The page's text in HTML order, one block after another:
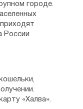
городе.
России
«Халва».